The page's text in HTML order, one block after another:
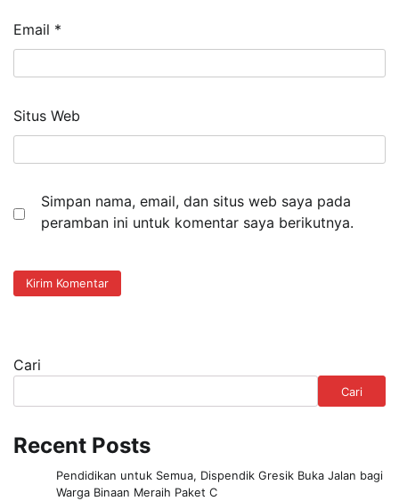
Email *
Situs Web
Simpan nama, email, dan situs web saya pada
peramban ini untuk komentar saya berikutnya.
Cari
Cari
Recent Posts
Pendidikan untuk Semua, Dispendik Gresik Buka Jalan bagi
Warga Binaan Meraih Paket C